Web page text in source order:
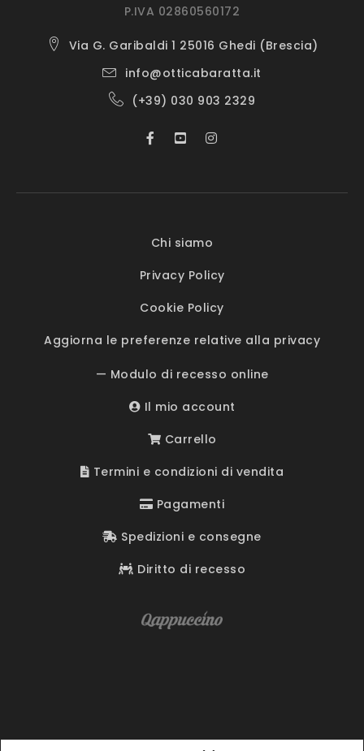
P.IVA 02860560172
Via G. Garibaldi 1 25016 Ghedi (Brescia)
info@otticabaratta.it
(+39) 030 903 2329
Chi siamo
Privacy Policy
Cookie Policy
Aggiorna le preferenze relative alla privacy
— Modulo di recesso online
Il mio account
Carrello
Termini e condizioni di vendita
Pagamenti
Spedizioni e consegne
Diritto di recesso